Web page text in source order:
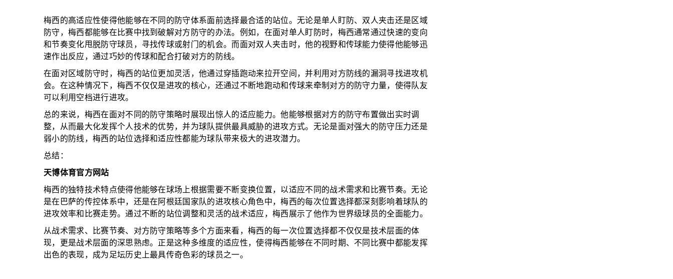
梅西的高适应性使得他能够在不同的防守体系面前选择最合适的站位。无论是单人盯防、双人夹击还是区域
防守，梅西都能够在比赛中找到破解对方防守的办法。例如，在面对单人盯防时，梅西通常通过快速的变向
和节奏变化甩脱防守球员，寻找传球或射门的机会。而面对双人夹击时，他的视野和传球能力使得他能够迅
速作出反应，通过巧妙的传球和配合打破对方的防线。
在面对区域防守时，梅西的站位更加灵活，他通过穿插跑动来拉开空间，并利用对方防线的漏洞寻找进攻机
会。在这种情况下，梅西不仅仅是进攻的核心，还通过不断地跑动和传球来牵制对方的防守力量，使得队友
可以利用空档进行进攻。
总的来说，梅西在面对不同的防守策略时展现出惊人的适应能力。他能够根据对方的防守布置做出实时调
整，从而最大化发挥个人技术的优势，并为球队提供最具威胁的进攻方式。无论是面对强大的防守压力还是
弱小的防线，梅西的站位选择和适应性都能为球队带来极大的进攻潜力。
总结：
天博体育官方网站
梅西的独特技术特点使得他能够在球场上根据需要不断变换位置，以适应不同的战术需求和比赛节奏。无论
是在巴萨的传控体系中，还是在阿根廷国家队的进攻核心角色中，梅西的每次位置选择都深刻影响着球队的
进攻效率和比赛走势。通过不断的站位调整和灵活的战术适应，梅西展示了他作为世界级球员的全面能力。
从战术需求、比赛节奏、对方防守策略等多个方面来看，梅西的每一次位置选择都不仅仅是技术层面的体
现，更是战术层面的深思熟虑。正是这种多维度的适应性，使得梅西能够在不同时期、不同比赛中都能发挥
出色的表现，成为足坛历史上最具传奇色彩的球员之一。